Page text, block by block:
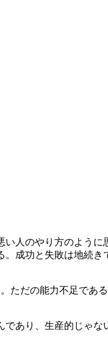
人のやり方のよう
成功と失敗は地続
ただの能力不足であ
あり、生産的じゃ